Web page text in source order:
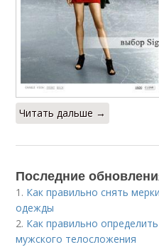
Читать дальше →
Последние
1. Как правильно снять
одежды
2. Как правильно
мужского телосложения